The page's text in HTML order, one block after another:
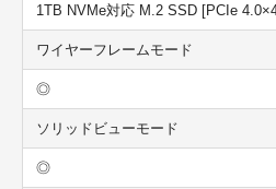
1TB NVMe対応 M.2 SSD [PCIe
ワイヤーフレームモード
◎
ソリッドビューモード
◎